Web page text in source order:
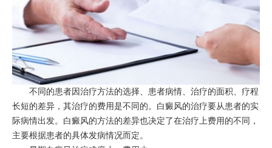
不同的患者因治疗方法的选择、患者病情、治疗的面积、疗程
长短的差异，其治疗的费用是不同的。白癜风的治疗要从患者的实
际病情出发。白癜风的方法的差异也决定了在治疗上费用的不同，
主要根据患者的具体发病情况而定。